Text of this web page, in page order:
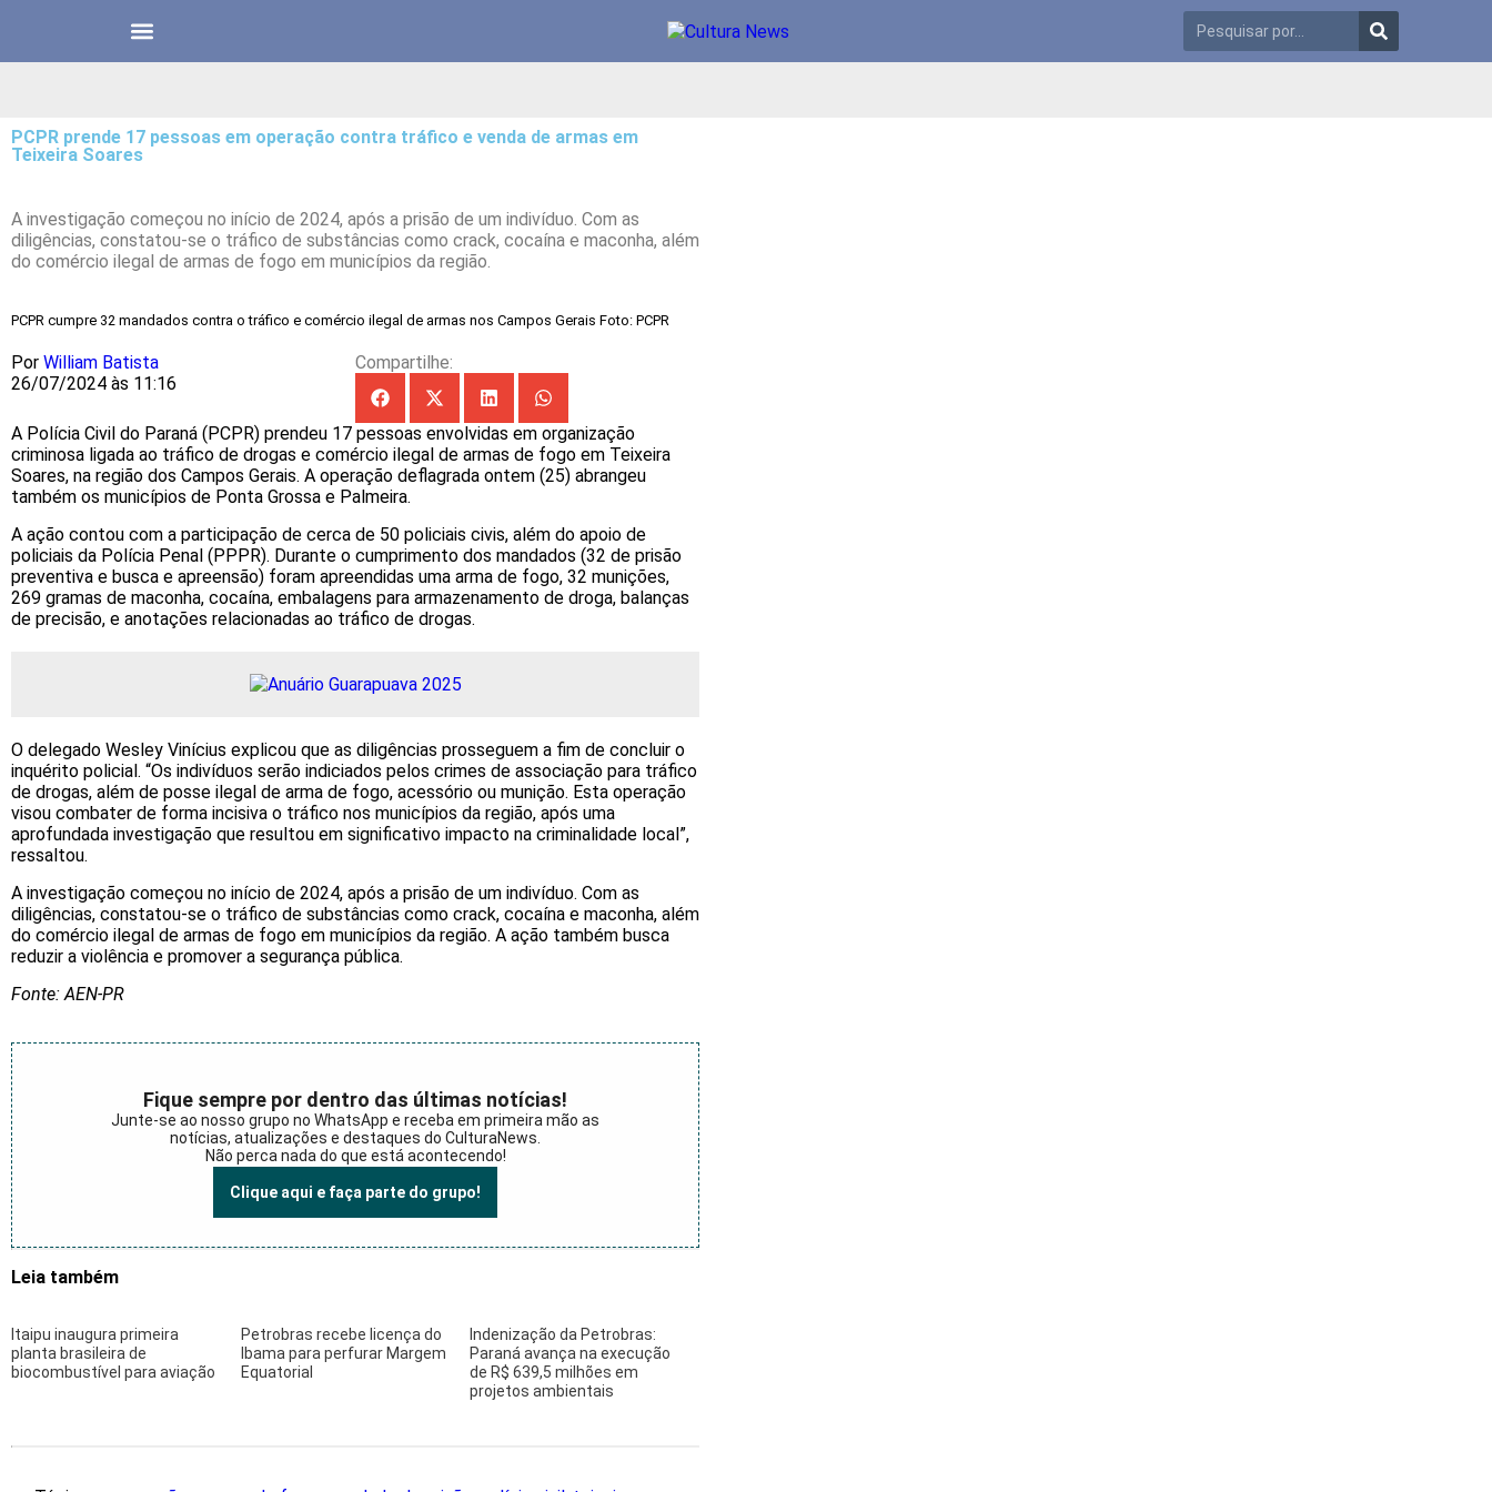
PCPR prende 17 pessoas em operação contra tráfico e venda de armas em
Teixeira Soares
A investigação começou no início de 2024, após a prisão de um indivíduo. Com as
diligências, constatou-se o tráfico de substâncias como crack, cocaína e maconha, além
do comércio ilegal de armas de fogo em municípios da região.
PCPR cumpre 32 mandados contra o tráfico e comércio ilegal de armas nos Campos Gerais Foto: PCPR
Por William Batista
26/07/2024 às 11:16
Compartilhe:
A Polícia Civil do Paraná (PCPR) prendeu 17 pessoas envolvidas em organização
criminosa ligada ao tráfico de drogas e comércio ilegal de armas de fogo em Teixeira
Soares, na região dos Campos Gerais. A operação deflagrada ontem (25) abrangeu
também os municípios de Ponta Grossa e Palmeira.
A ação contou com a participação de cerca de 50 policiais civis, além do apoio de
policiais da Polícia Penal (PPPR). Durante o cumprimento dos mandados (32 de prisão
preventiva e busca e apreensão) foram apreendidas uma arma de fogo, 32 munições,
269 gramas de maconha, cocaína, embalagens para armazenamento de droga, balanças
de precisão, e anotações relacionadas ao tráfico de drogas.
O delegado Wesley Vinícius explicou que as diligências prosseguem a fim de concluir o
inquérito policial. “Os indivíduos serão indiciados pelos crimes de associação para tráfico
de drogas, além de posse ilegal de arma de fogo, acessório ou munição. Esta operação
visou combater de forma incisiva o tráfico nos municípios da região, após uma
aprofundada investigação que resultou em significativo impacto na criminalidade local”,
ressaltou.
A investigação começou no início de 2024, após a prisão de um indivíduo. Com as
diligências, constatou-se o tráfico de substâncias como crack, cocaína e maconha, além
do comércio ilegal de armas de fogo em municípios da região. A ação também busca
reduzir a violência e promover a segurança pública.
Fonte: AEN-PR
Fique sempre por dentro das últimas notícias!
Junte-se ao nosso grupo no WhatsApp e receba em primeira mão as
notícias, atualizações e destaques do CulturaNews.
Não perca nada do que está acontecendo!
Clique aqui e faça parte do grupo!
Leia também
Itaipu inaugura primeira
planta brasileira de
biocombustível para aviação
Petrobras recebe licença do
Ibama para perfurar Margem
Equatorial
Indenização da Petrobras:
Paraná avança na execução
de R$ 639,5 milhões em
projetos ambientais